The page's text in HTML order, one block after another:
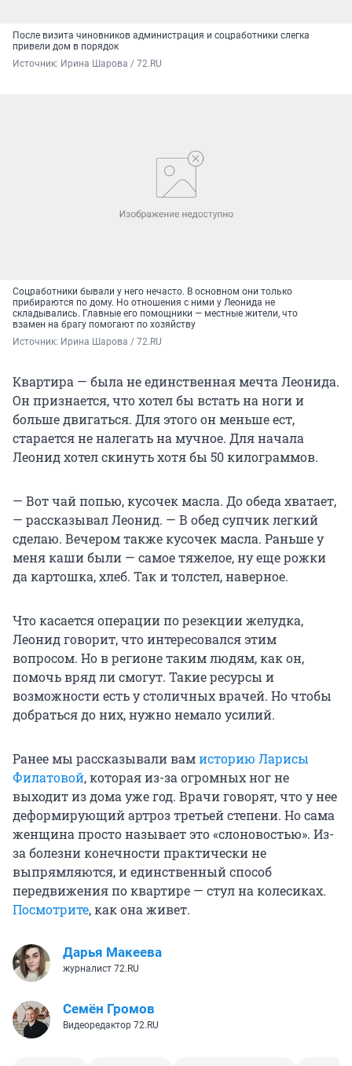
После визита чиновников администрация и соцработники слегка
привели дом в порядок
Источник: Ирина Шарова / 72.RU
Соцработники бывали у него нечасто. В основном они только
прибираются по дому. Но отношения с ними у Леонида не
складывались. Главные его помощники — местные жители, что
взамен на брагу помогают по хозяйству
Источник: Ирина Шарова / 72.RU
Квартира — была не единственная мечта Леонида.
Он признается, что хотел бы встать на ноги и
больше двигаться. Для этого он меньше ест,
старается не налегать на мучное. Для начала
Леонид хотел скинуть хотя бы 50 килограммов.
— Вот чай попью, кусочек масла. До обеда хватает,
— рассказывал Леонид. — В обед супчик легкий
сделаю. Вечером также кусочек масла. Раньше у
меня каши были — самое тяжелое, ну еще рожки
да картошка, хлеб. Так и толстел, наверное.
Что касается операции по резекции желудка,
Леонид говорит, что интересовался этим
вопросом. Но в регионе таким людям, как он,
помочь вряд ли смогут. Такие ресурсы и
возможности есть у столичных врачей. Но чтобы
добраться до них, нужно немало усилий.
Ранее мы рассказывали вамисторию Ларисы
Филатовой, которая из-за огромных ног не
выходит из дома уже год. Врачи говорят, что у нее
деформирующий артроз третьей степени. Но сама
женщина просто называет это «слоновостью». Из-
за болезни конечности практически не
выпрямляются, и единственный способ
передвижения по квартире — стул на колесиках.
Посмотрите, как она живет.
Дарья Макеева
журналист 72.RU
Семён Громов
Видеоредактор 72.RU